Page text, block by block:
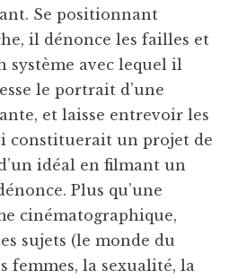
Se positionnant
il dénonce les failles et
système avec lequel il
le portrait d’une
et laisse entrevoir les
constituerait un projet de
idéal en filmant un
Plus qu’une
cinématographique,
sujets (le monde du
femmes, la sexualité, la